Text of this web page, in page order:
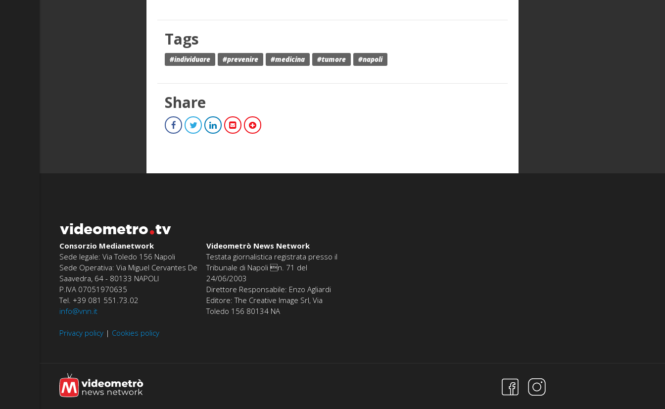
Tags
#individuare #prevenire #medicina #tumore #napoli
Share
videometro tv
Consorzio Medianetwork
Sede legale: Via Toledo 156 Napoli
Sede Operativa: Via Miguel Cervantes De
Saavedra, 64 - 80133 NAPOLI
P.IVA 07051970635
Tel. +39 081 551.73.02
info@vnn.it
Privacy policy | Cookies policy
Videometrò News Network
Testata giornalistica registrata presso il
Tribunale di Napoli n. 71 del
24/06/2003
Direttore Responsabile: Enzo Agliardi
Editore: The Creative Image Srl, Via
Toledo 156 80134 NA